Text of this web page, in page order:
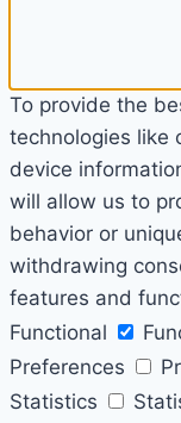
To provide the
technologies like
device
will allow us to
behavior or
withdrawing
features and
Functional
Preferences
Statistics